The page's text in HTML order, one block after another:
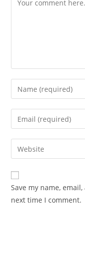
Enter
your
name
comment
Enter
your
email
address
comment
Enter
your
website
URL
(optional)
Save my name,
next time I comment.